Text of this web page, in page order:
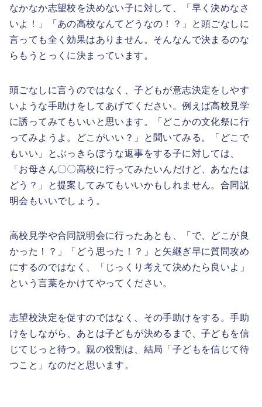
なかなか志望校を決めない子に対して、「早く決めなさ
いよ！」「あの高校なんてどうなの！？」と頭ごなしに
言っても全く効果はありません。そんなんで決まるのな
らもうとっくに決まっています。
頭ごなしに言うのではなく、子どもが意志決定をしやす
いような手助けをしてあげてください。例えば高校見学
に誘ってみてもいいと思います。「どこかの文化祭に行
ってみようよ。どこがいい？」と聞いてみる。「どこで
もいい」とぶっきらぼうな返事をする子に対しては、
「お母さん〇〇高校に行ってみたいんだけど、あなたは
どう？」と提案してみてもいいかもしれません。合同説
明会もいいでしょう。
高校見学や合同説明会に行ったあとも、「で、どこが良
かった！？」「どう思った！？」と矢継ぎ早に質問攻め
にするのではなく、「じっくり考えて決めたら良いよ」
という言葉をかけてやってください。
志望校決定を促すのではなく、その手助けをする。手助
けをしながら、あとは子どもが決めるまで、子どもを信
じてじっと待つ。親の役割は、結局「子どもを信じて待
つこと」なのだと思います。